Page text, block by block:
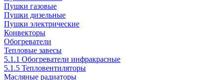
Пушки газовые
Пушки дизельные
Пушки электрические
Конвекторы
Обогреватели
Тепловые завесы
5.1.1 Обогреватели инфракрасные
5.1.5 Тепловентиляторы
Масляные радиаторы